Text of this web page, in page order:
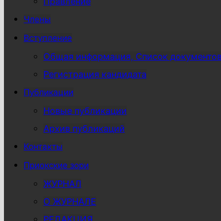
Члены
Вступление
Общая информация, Список
Регистрация кандидата
Публикации
Новые публикации
Архив публикаций
Контакты
Приокские зори
ЖУРНАЛ
О ЖУРНАЛЕ